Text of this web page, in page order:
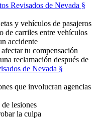
Revisados de Nevada §
y vehículos de pasajeros
de carriles entre vehículos
accidente
tu compensación
reclamación después de
de Nevada §
que involucran agencias
lesiones
la culpa